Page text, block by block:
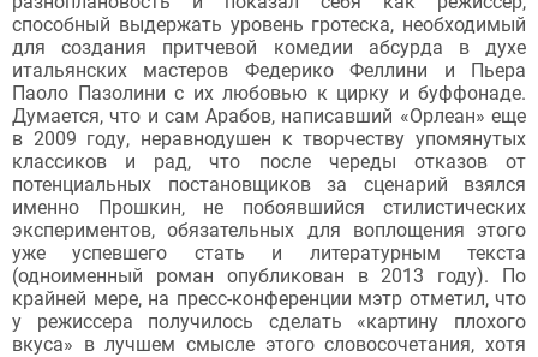
способный выдержать уровень гротеска, необходимый
для создания притчевой комедии абсурда в духе
итальянских мастеров Федерико Феллини и Пьера
Паоло Пазолини с их любовью к цирку и буффонаде.
Думается, что и сам Арабов, написавший «Орлеан» еще
в 2009 году, неравнодушен к творчеству упомянутых
классиков и рад, что после череды отказов от
потенциальных постановщиков за сценарий взялся
именно Прошкин, не побоявшийся стилистических
экспериментов, обязательных для воплощения этого
уже успевшего стать и литературным текста
(одноименный роман опубликован в 2013 году). По
крайней мере, на пресс-конференции мэтр отметил, что
у режиссера получилось сделать «картину плохого
вкуса» в лучшем смысле этого словосочетания, хотя